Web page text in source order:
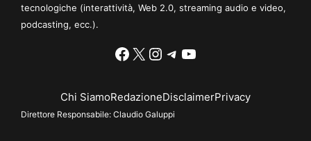
tecnologiche (interattività, Web 2.0, streaming audio e video,
podcasting, ecc.).
Facebook
X Instagram
Telegram
YouTube
Chi SiamoRedazioneDisclaimerPrivacy
Direttore Responsabile: Claudio Galuppi